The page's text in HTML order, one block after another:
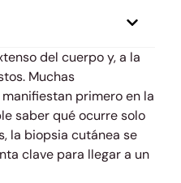
del cuerpo y, a la
Muchas
primero en la
saber qué ocurre solo
la biopsia cutánea se
clave para llegar a un